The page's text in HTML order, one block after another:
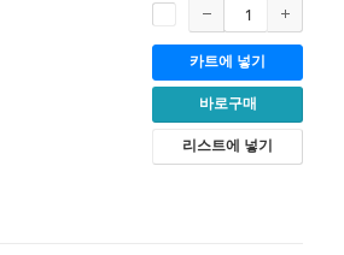
카트에 넣기
바로구매
리스트에 넣기